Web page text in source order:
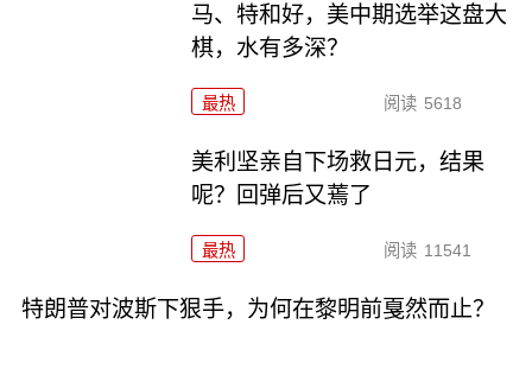
马、特和好，美中期选举这盘大
棋，水有多深？
最热 阅读 5618
美利坚亲自下场救日元，结果
呢？回弹后又蔫了
最热 阅读 11541
特朗普对波斯下狠手，为何在黎明前戛然而止？